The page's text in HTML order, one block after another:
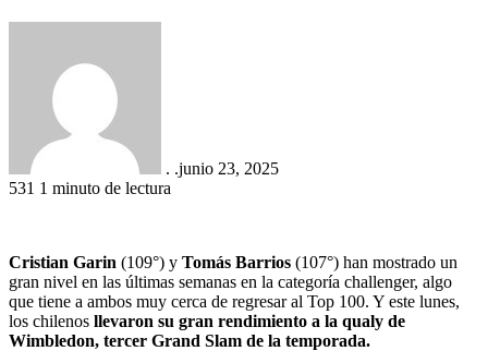
. .junio 23, 2025
531 1 minuto de lectura
Cristian Garin (109°) y Tomás Barrios (107°) han mostrado un
gran nivel en las últimas semanas en la categoría challenger, algo
que tiene a ambos muy cerca de regresar al Top 100. Y este lunes,
los chilenos llevaron su gran rendimiento a la qualy de
Wimbledon, tercer Grand Slam de la temporada.